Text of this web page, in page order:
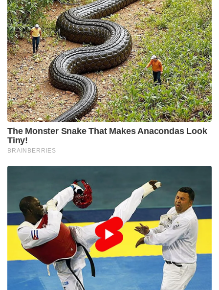
The Monster Snake That Makes Anacondas Look
Tiny!
BRAINBERRIES